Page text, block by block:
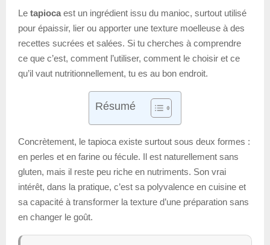
Le tapioca est un ingrédient issu du manioc, surtout utilisé
pour épaissir, lier ou apporter une texture moelleuse à des
recettes sucrées et salées. Si tu cherches à comprendre
ce que c’est, comment l’utiliser, comment le choisir et ce
qu’il vaut nutritionnellement, tu es au bon endroit.
Résumé
Concrètement, le tapioca existe surtout sous deux formes :
en perles et en farine ou fécule. Il est naturellement sans
gluten, mais il reste peu riche en nutriments. Son vrai
intérêt, dans la pratique, c’est sa polyvalence en cuisine et
sa capacité à transformer la texture d’une préparation sans
en changer le goût.